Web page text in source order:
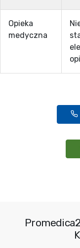
Opieka
medyczna